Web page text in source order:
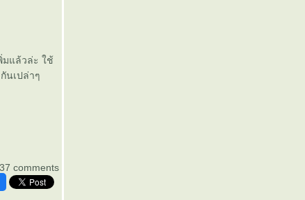
มแล้วล่ะ ใช้
นเปล่าๆ
37 comments